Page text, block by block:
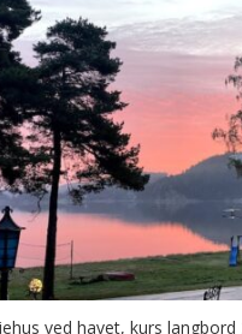
ved havet, kurs